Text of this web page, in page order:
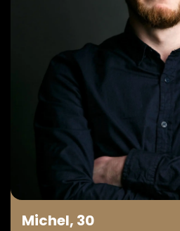
Michel, 30